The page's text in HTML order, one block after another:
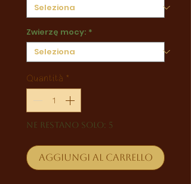
Zwierzę mocy: *
Quantità *
Ne restano solo: 5
Aggiungi al carrello